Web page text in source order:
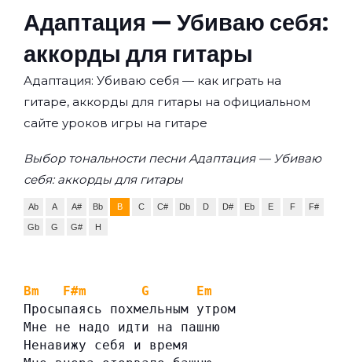
Адаптация — Убиваю себя:
аккорды для гитары
Адаптация: Убиваю себя — как играть на
гитаре, аккорды для гитары на официальном
сайте уроков игры на гитаре
Выбор тональности песни Адаптация — Убиваю
себя: аккорды для гитары
Ab A A# Bb B C C# Db D D# Eb E F F#
Gb G G# H
Bm F#m G
Em
Просыпаясь похмельным утром
Мне не надо идти на пашню
Ненавижу себя и время